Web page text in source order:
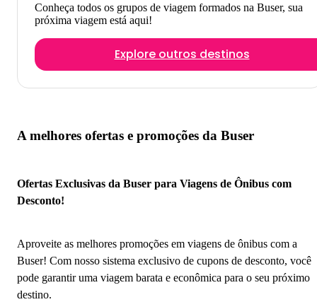
Conheça todos os grupos de viagem formados na Buser, sua
próxima viagem está aqui!
Explore outros destinos
A melhores ofertas e promoções da Buser
Ofertas Exclusivas da Buser para Viagens de Ônibus com
Desconto!
Aproveite as melhores promoções em viagens de ônibus com a
Buser! Com nosso sistema exclusivo de cupons de desconto, você
pode garantir uma viagem barata e econômica para o seu próximo
destino.